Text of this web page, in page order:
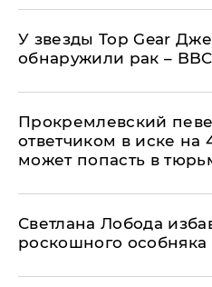
У звезды Top Gear
обнаружили рак – BBC
Прокремлевский
ответчиком в иске
может попасть в
Светлана Лобода
роскошного